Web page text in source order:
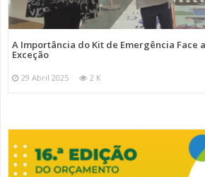
A Importância do Kit de Emergência Face
Exceção
29 Abril 2025 2 K